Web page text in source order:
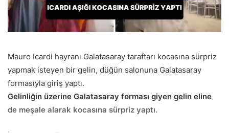
Mauro Icardi hayranı Galatasaray taraftarı kocasına sürpriz
yapmak isteyen bir gelin, düğün salonuna Galatasaray
formasıyla giriş yaptı.
Gelinliğin üzerine Galatasaray forması giyen gelin eline
de meşale alarak kocasına sürpriz yaptı.